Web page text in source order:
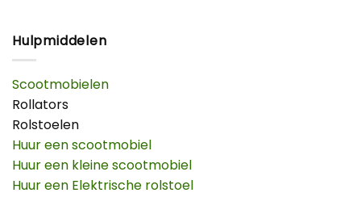
Hulpmiddelen
Scootmobielen
Rollators
Rolstoelen
Huur een scootmobiel
Huur een kleine scootmobiel
Huur een Elektrische rolstoel